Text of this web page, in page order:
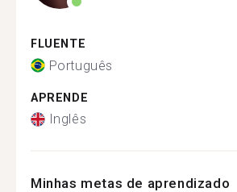
FLUENTE
Português
APRENDE
Inglês
Minhas metas de aprendizado